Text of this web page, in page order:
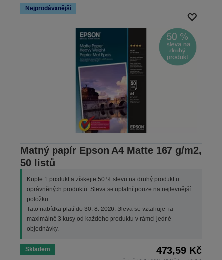
Nejprodávanější
Matný papír Epson A4 Matte 167 g/m2,
50 listů
Kupte 1 produkt a získejte 50 % slevu na druhý produkt u
oprávněných produktů. Sleva se uplatní pouze na nejlevnější
položku.
Tato nabídka platí do 30. 8. 2026. Sleva se vztahuje na
maximálně 3 kusy od každého produktu v rámci jedné
objednávky.
Skladem 473,59 Kč